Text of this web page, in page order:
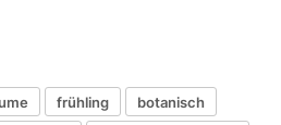
frühling
botanisch